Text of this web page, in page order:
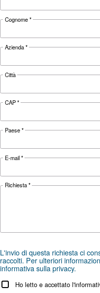
CONOSCERE
Perdite
più
Le perdite dei
diversi problemi.
e su come rilevarli